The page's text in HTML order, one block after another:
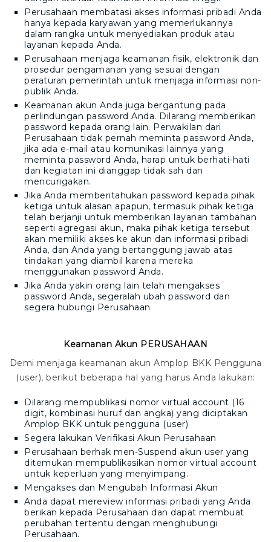
Perusahaan membatasi akses informasi pribadi Anda
hanya kepada karyawan yang memerlukannya
dalam rangka untuk menyediakan produk atau
layanan kepada Anda.
Perusahaan menjaga keamanan fisik, elektronik dan
prosedur pengamanan yang sesuai dengan
peraturan pemerintah untuk menjaga informasi non-
publik Anda.
Keamanan akun Anda juga bergantung pada
perlindungan password Anda. Dilarang memberikan
password kepada orang lain. Perwakilan dari
Perusahaan tidak pernah meminta password Anda,
jika ada e-mail atau komunikasi lainnya yang
meminta password Anda, harap untuk berhati-hati
dan kegiatan ini dianggap tidak sah dan
mencurigakan.
Jika Anda memberitahukan password kepada pihak
ketiga untuk alasan apapun, termasuk pihak ketiga
telah berjanji untuk memberikan layanan tambahan
seperti agregasi akun, maka pihak ketiga tersebut
akan memiliki akses ke akun dan informasi pribadi
Anda, dan Anda yang bertanggung jawab atas
tindakan yang diambil karena mereka
menggunakan password Anda.
Jika Anda yakin orang lain telah mengakses
password Anda, segeralah ubah password dan
segera hubungi Perusahaan
Keamanan Akun PERUSAHAAN
Demi menjaga keamanan akun Amplop BKK Pengguna
(user), berikut beberapa hal yang harus Anda lakukan:
Dilarang mempublikasi nomor virtual account (16
digit, kombinasi huruf dan angka) yang diciptakan
Amplop BKK untuk pengguna (user)
Segera lakukan Verifikasi Akun Perusahaan
Perusahaan berhak men-Suspend akun user yang
ditemukan mempublikasikan nomor virtual account
untuk keperluan yang menyimpang.
Mengakses dan Mengubah Informasi Akun
Anda dapat mereview informasi pribadi yang Anda
berikan kepada Perusahaan dan dapat membuat
perubahan tertentu dengan menghubungi
Perusahaan.